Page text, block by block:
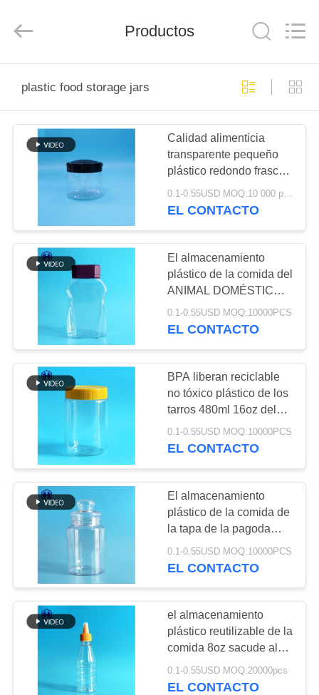
CASA
PRODUCTOS
SOBRE
RECORRIDO
FÁBRICA
CONTROL
DE
CALIDAD
CONTACTA
CON
NOSOTROS
NOTICIAS
CASOS
DE
TRABAJO
Packing
Products
Productos
plastic food storage jars
Calidad alimenticia
transparente pequeño
plástico redondo frasco
de almacenamiento de
alimentos de plástico de
0.1-0.55USD MOQ:10 000 piezas
EL CONTACTO
El almacenamiento
plástico de la comida del
ANIMAL DOMÉSTICO
claro redondo sacude el
lacre del papel de
0.1-0.55USD MOQ:10000PCS
EL CONTACTO
BPA liberan reciclable
no tóxico plástico de los
tarros 480ml 16oz del
almacenamiento de la
comida
0.1-0.55USD MOQ:10000PCS
EL CONTACTO
El almacenamiento
plástico de la comida de
la tapa de la pagoda
sacude botes plásticos
redondos vacíos
0.1-0.55USD MOQ:10000PCS
EL CONTACTO
el almacenamiento
plástico reutilizable de la
comida 8oz sacude al
peso ligero para la
cocina casera
0.1-0.55USD MOQ:20000pcs
EL CONTACTO